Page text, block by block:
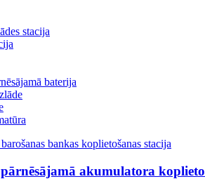
stacija
baterija
akumulatora